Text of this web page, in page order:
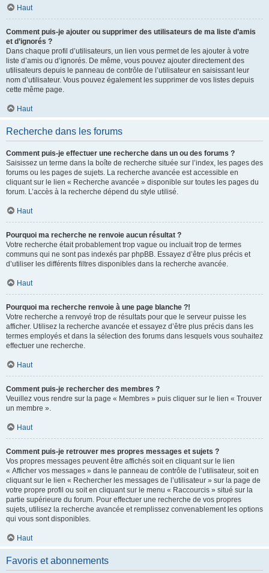
Haut
Comment puis-je ajouter ou supprimer des utilisateurs de ma liste d’amis
et d’ignorés ?
Dans chaque profil d’utilisateurs, un lien vous permet de les ajouter à votre
liste d’amis ou d’ignorés. De même, vous pouvez ajouter directement des
utilisateurs depuis le panneau de contrôle de l’utilisateur en saisissant leur
nom d’utilisateur. Vous pouvez également les supprimer de vos listes depuis
cette même page.
Haut
Recherche dans les forums
Comment puis-je effectuer une recherche dans un ou des forums ?
Saisissez un terme dans la boîte de recherche située sur l’index, les pages des
forums ou les pages de sujets. La recherche avancée est accessible en
cliquant sur le lien « Recherche avancée » disponible sur toutes les pages du
forum. L’accès à la recherche dépend du style utilisé.
Haut
Pourquoi ma recherche ne renvoie aucun résultat ?
Votre recherche était probablement trop vague ou incluait trop de termes
communs qui ne sont pas indexés par phpBB. Essayez d’être plus précis et
d’utiliser les différents filtres disponibles dans la recherche avancée.
Haut
Pourquoi ma recherche renvoie à une page blanche ?!
Votre recherche a renvoyé trop de résultats pour que le serveur puisse les
afficher. Utilisez la recherche avancée et essayez d’être plus précis dans les
termes employés et dans la sélection des forums dans lesquels vous souhaitez
effectuer une recherche.
Haut
Comment puis-je rechercher des membres ?
Veuillez vous rendre sur la page « Membres » puis cliquer sur le lien « Trouver
un membre ».
Haut
Comment puis-je retrouver mes propres messages et sujets ?
Vos propres messages peuvent être affichés soit en cliquant sur le lien
« Afficher vos messages » dans le panneau de contrôle de l’utilisateur, soit en
cliquant sur le lien « Rechercher les messages de l’utilisateur » sur la page de
votre propre profil ou soit en cliquant sur le menu « Raccourcis » situé sur la
partie supérieure du forum. Pour effectuer une recherche de vos propres
sujets, utilisez la recherche avancée et remplissez convenablement les options
qui vous sont disponibles.
Haut
Favoris et abonnements